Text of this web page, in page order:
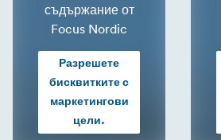
съдържание от
Focus Nordic
Разрешете
бисквитките с
маркетингови
цели.